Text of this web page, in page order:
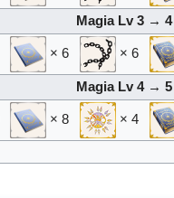
Magia Lv 3 → 4
× 6 × 6
Magia Lv 4 → 5
× 8 × 4